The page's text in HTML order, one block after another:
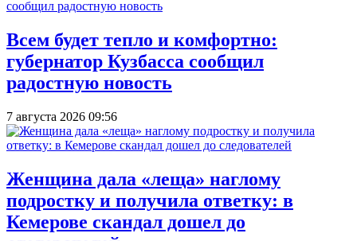
Всем будет тепло и комфортно:
губернатор Кузбасса сообщил
радостную новость
7 августа 2026 09:56
Женщина дала «леща» наглому
подростку и получила ответку: в
Кемерове скандал дошел до